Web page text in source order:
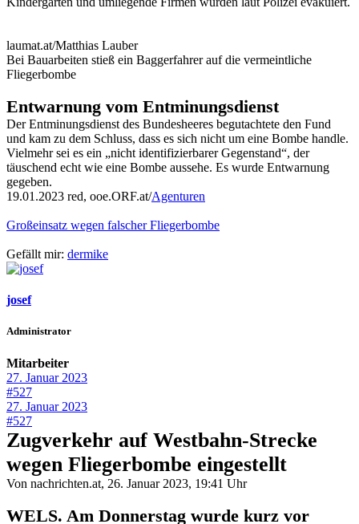
laumat.at/Matthias Lauber
Bei Bauarbeiten stieß ein Baggerfahrer auf die vermeintliche
Fliegerbombe
Entwarnung vom Entminungsdienst
Der Entminungsdienst des Bundesheeres begutachtete den Fund
und kam zu dem Schluss, dass es sich nicht um eine Bombe handle.
Vielmehr sei es ein „nicht identifizierbarer Gegenstand“, der
täuschend echt wie eine Bombe aussehe. Es wurde Entwarnung
gegeben.
19.01.2023 red, ooe.ORF.at/Agenturen
Großeinsatz wegen falscher Fliegerbombe
Gefällt mir: dermike
josef
Administrator
Mitarbeiter
27. Januar 2023
#527
27. Januar 2023
#527
Zugverkehr auf Westbahn-Strecke
wegen Fliegerbombe eingestellt
Von nachrichten.at, 26. Januar 2023, 19:41 Uhr
WELS. Am Donnerstag wurde kurz vor